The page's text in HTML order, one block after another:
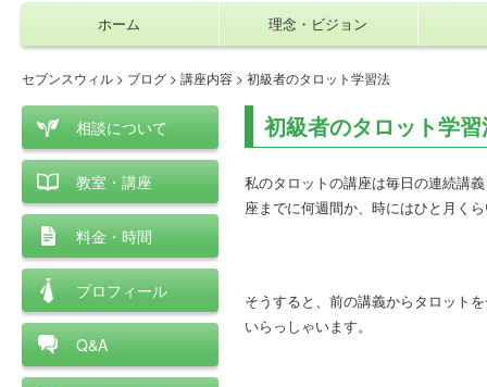
ホーム 理念・ビジョン
セブンスウィル > ブログ > 講座内容 > 初級者のタロット学習法
初級者のタロット学
私のタロットの講座は毎日の連続講
座までに何週間か、時にはひと月く
そうすると、前の講義からタロット
いらっしゃいます。
相談について
教室・講座
料金・時間
プロフィール
Q&A